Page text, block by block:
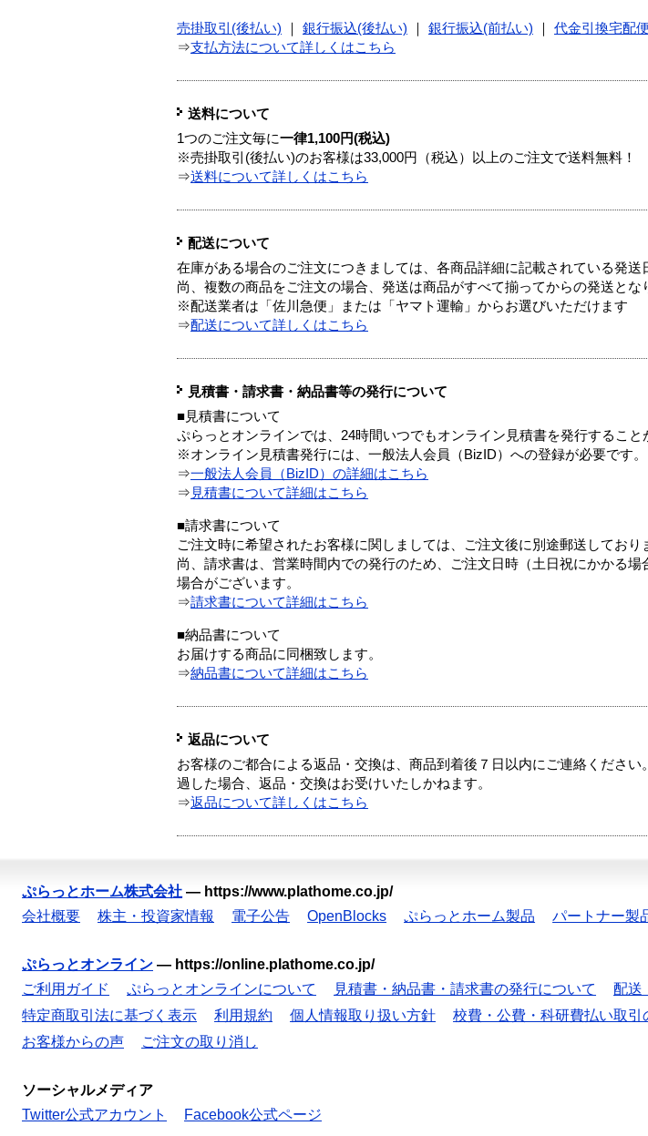
売掛取引(後払い) 銀行振込(後払い) 銀行振込(前払い) 代金引換宅配便
⇒支払方法について詳しくはこちら
送料について
1つのご注文毎に一律1,100円(税込)
※売掛取引(後払い)のお客様は33,000円（税込）以上のご注文で送料無料！
⇒送料について詳しくはこちら
配送について
在庫がある場合のご注文につきましては、各商品詳細に記載されている発送
尚、複数の商品をご注文の場合、発送は商品がすべて揃ってからの発送とな
※配送業者は「佐川急便」または「ヤマト運輸」からお選びいただけます
⇒配送について詳しくはこちら
見積書・請求書・納品書等の発行について
■見積書について
ぷらっとオンラインでは、24時間いつでもオンライン見積書を発行すること
※オンライン見積書発行には、一般法人会員（BizID）への登録が必要です。
⇒一般法人会員（BizID）の詳細はこちら
⇒ 見積書について詳細はこちら
■請求書について
ご注文時に希望されたお客様に関しましては、ご注文後に別途郵送しており
尚、請求書は、営業時間内での発行のため、ご注文日時（土日祝にかかる
場合がございます。
⇒請求書について詳細はこちら
■納品書について
お届けする商品に同梱致します。
⇒納品書について詳細はこちら
返品について
お客様のご都合による返品・交換は、商品到着後７日以内にご連絡くださ
過した場合、返品・交換はお受けいたしかねます。
⇒返品について詳しくはこちら
ぷらっとホーム株式会社 — https://www.plathome.co.jp/
会社概要
株主・投資家情報 電子公告 OpenBlocks ぷらっとホーム製品 パートナー製
ぷらっとオンライン — https://online.plathome.co.jp/
ご利用ガイド
ぷらっとオンラインについて 見積書・納品書・請求書の発行について 配送
特定商取引法に基づく表示
利用規約 個人情報取り扱い方針 校費・公費・科研費払い取引
お客様からの声
ご注文の取り消し
ソーシャルメディア
Twitter公式アカウント
Facebook公式ページ